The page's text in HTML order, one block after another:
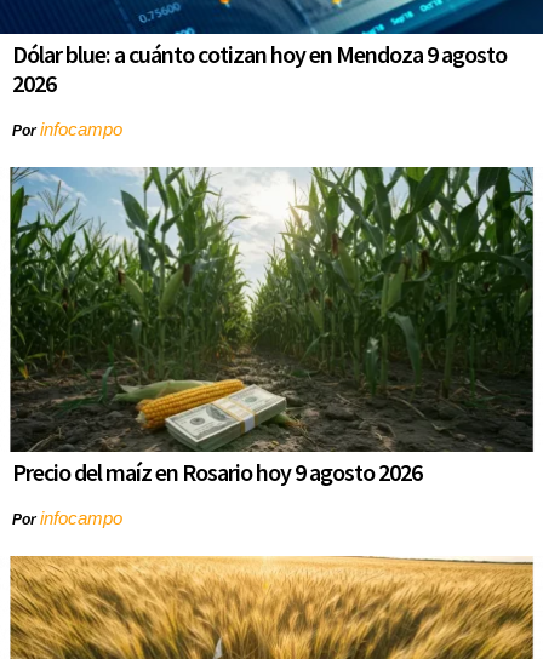
Dólar blue: a cuánto cotizan hoy en Mendoza 9 agosto
2026
Porinfocampo
Precio del maíz en Rosario hoy 9 agosto 2026
Porinfocampo